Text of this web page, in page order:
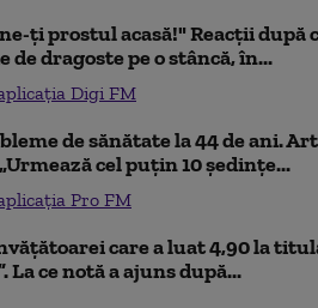
ţi prostul acasă!" Reacţii după
de dragoste pe o stâncă, în...
Digi FM
de sănătate la 44 de ani.
cel puțin 10 ședințe...
Pro FM
care a luat 4,90 la
La ce notă a ajuns după...